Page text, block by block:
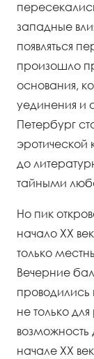
западные
появляться
произошло
основания,
уединения и
Петербург
эротической
до
тайными
Но пик
начало XX
только
Вечерние
проводились
не только
возможность
начале XX